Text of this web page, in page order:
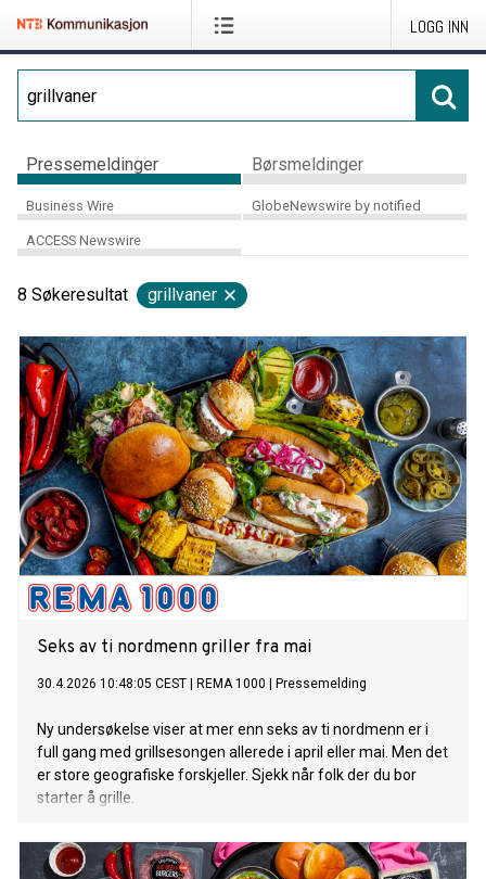
LOGG INN
Pressemeldinger Børsmeldinger
Business Wire GlobeNewswire by notified
ACCESS Newswire
8 Søkeresultat grillvaner
Seks av ti nordmenn griller fra mai
30.4.2026 10:48:05 CEST REMA 1000 Pressemelding
Ny undersøkelse viser at mer enn seks av ti nordmenn er i
full gang med grillsesongen allerede i april eller mai. Men det
er store geografiske forskjeller. Sjekk når folk der du bor
starter å grille.